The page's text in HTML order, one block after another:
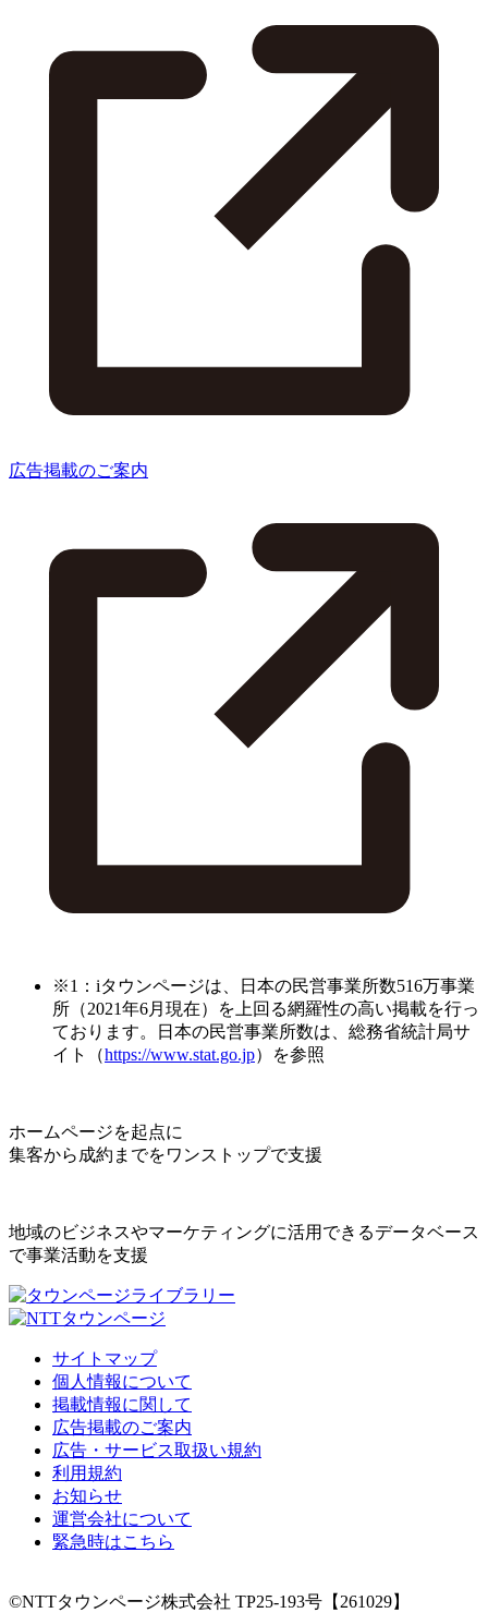
広告掲載のご案内
※1：iタウンページは、日本の民営事業所数516万事業
所（2021年6月現在）を上回る網羅性の高い掲載を行っ
ております。日本の民営事業所数は、総務省統計局サ
イト（https://www.stat.go.jp）を参照
ホームページを起点に
集客から成約までをワンストップで支援
地域のビジネスやマーケティングに活用できるデータベース
で事業活動を支援
サイトマップ
個人情報について
掲載情報に関して
広告掲載のご案内
広告・サービス取扱い規約
利用規約
お知らせ
運営会社について
緊急時はこちら
©NTTタウンページ株式会社 TP25-193号【261029】